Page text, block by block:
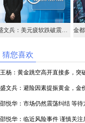
盛文兵：美元疲软跌破震荡区域，非美货币逢低多
猜您喜欢
王杨：黄金跳空高开直接多，突
盛文兵：避险因素提振黄金，金
续做多
邵悦华：市场仍然震荡纠结 等
邵悦华：临近风险事件 谨慎关注